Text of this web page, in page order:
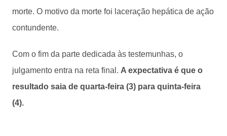
morte. O motivo da morte foi laceração hepática de ação
contundente.
Com o fim da parte dedicada às testemunhas, o
julgamento entra na reta final. A expectativa é que o
resultado saia de quarta-feira (3) para quinta-feira
(4).